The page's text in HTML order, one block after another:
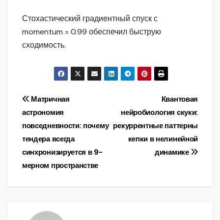
Стохастический градиентный спуск с
momentum = 0.99 обеспечил быструю
сходимость.
Навигация
по
записям
Квантовая
нейробиология скуки:
рекуррентные паттерны
кепки в нелинейной
динамике
Матричная
астрономия
повседневности: почему
тендера всегда
синхронизируется в 9-
мерном пространстве